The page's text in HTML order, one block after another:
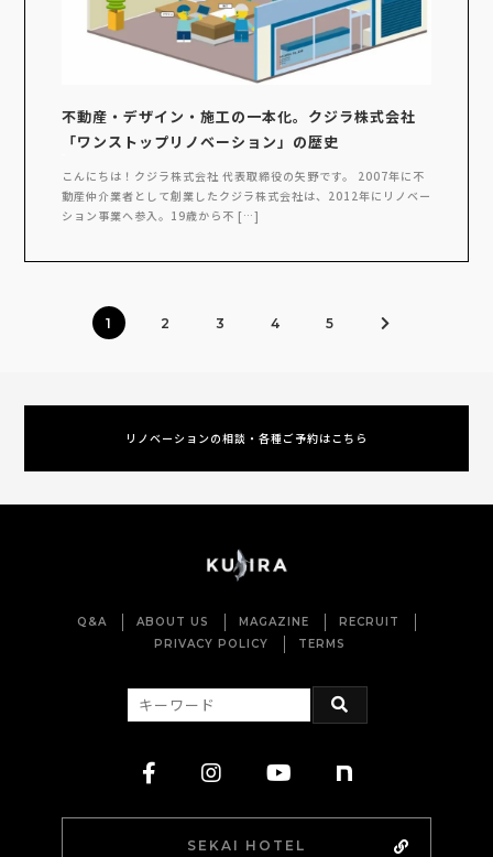
不動産・デザイン・施工の一本化。クジラ株式会社
「ワンストップリノベーション」の歴史
こんにちは！クジラ株式会社 代表取締役の矢野です。 2007年に不
動産仲介業者として創業したクジラ株式会社は、2012年にリノベー
ション事業へ参入。19歳から不 […]
1 2 3 4 5
リノベーションの相談・各種ご予約はこちら
Q&A ABOUT US MAGAZINE
RECRUIT
PRIVACY POLICY
TERMS
SEKAI HOTEL